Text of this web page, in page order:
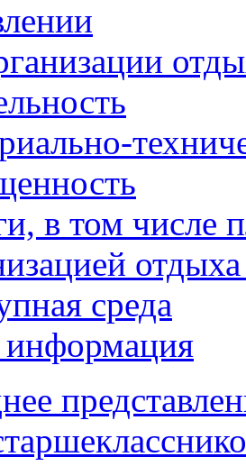
в том числе
среда